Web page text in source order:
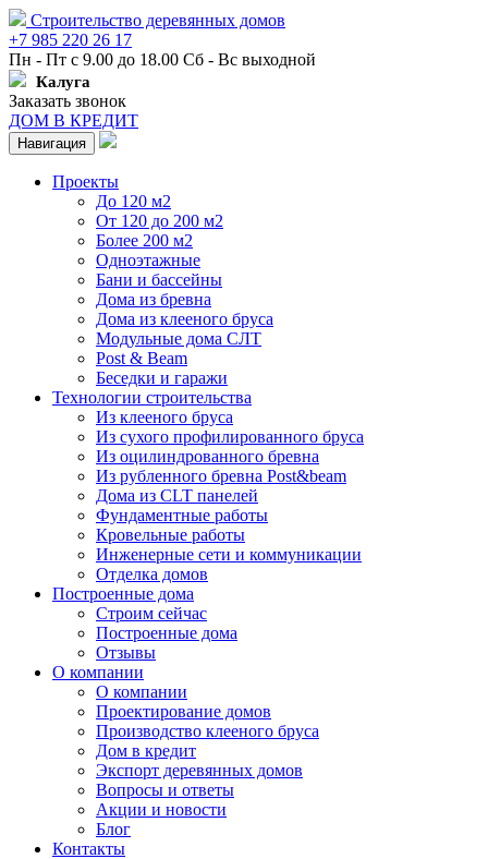
Строительство деревянных домов
+7 985 220 26 17
Пн - Пт с 9.00 до 18.00 Сб - Вс выходной
Калуга
Заказать звонок
ДОМ В КРЕДИТ
Навигация
Проекты
До 120 м2
От 120 до 200 м2
Более 200 м2
Одноэтажные
Бани и бассейны
Дома из бревна
Дома из клееного бруса
Модульные дома СЛТ
Post & Beam
Беседки и гаражи
Технологии строительства
Из клееного бруса
Из сухого профилированного бруса
Из оцилиндрованного бревна
Из рубленного бревна Post&beam
Дома из CLT панелей
Фундаментные работы
Кровельные работы
Инженерные сети и коммуникации
Отделка домов
Построенные дома
Строим сейчас
Построенные дома
Отзывы
О компании
О компании
Проектирование домов
Производство клееного бруса
Дом в кредит
Экспорт деревянных домов
Вопросы и ответы
Акции и новости
Блог
Контакты